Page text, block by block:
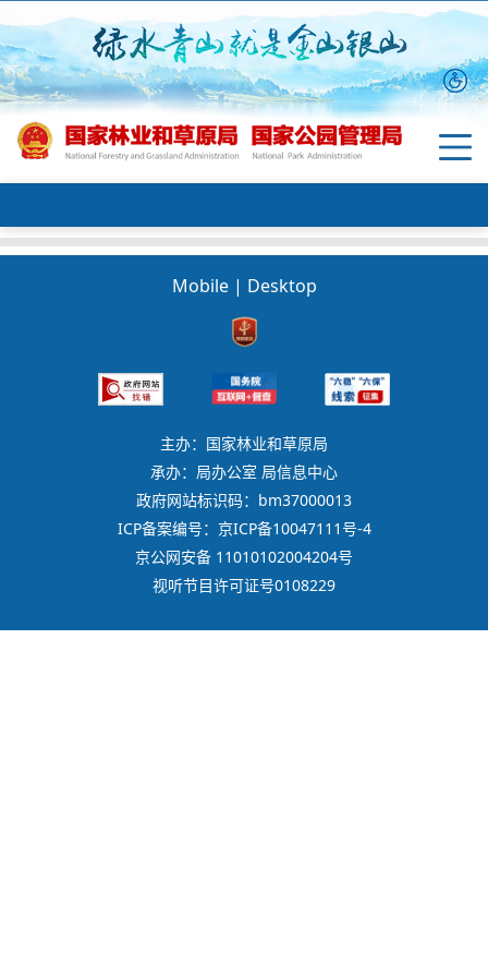
Mobile | Desktop
主办：国家林业和草原局
承办：局办公室 局信息中心
政府网站标识码：bm37000013
ICP备案编号：京ICP备10047111号-4
京公网安备 11010102004204号
视听节目许可证号0108229